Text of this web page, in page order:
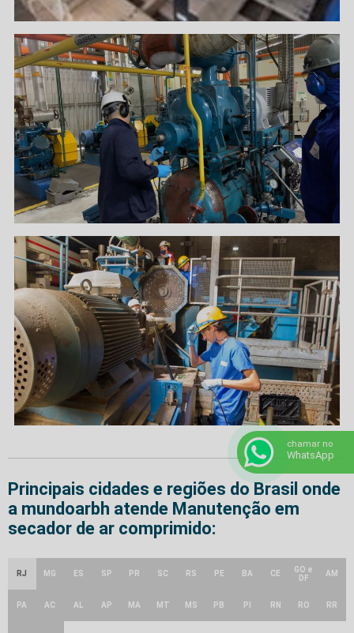
Principais cidades e regiões do Brasil onde
a mundoarbh atende Manutenção em
secador de ar comprimido:
RJ MG ES SP PR SC RS PE BA CE
GO e
DF
AM
PA AC AL AP MA MT MS PB PI RN RO RR
chamar no
WhatsApp